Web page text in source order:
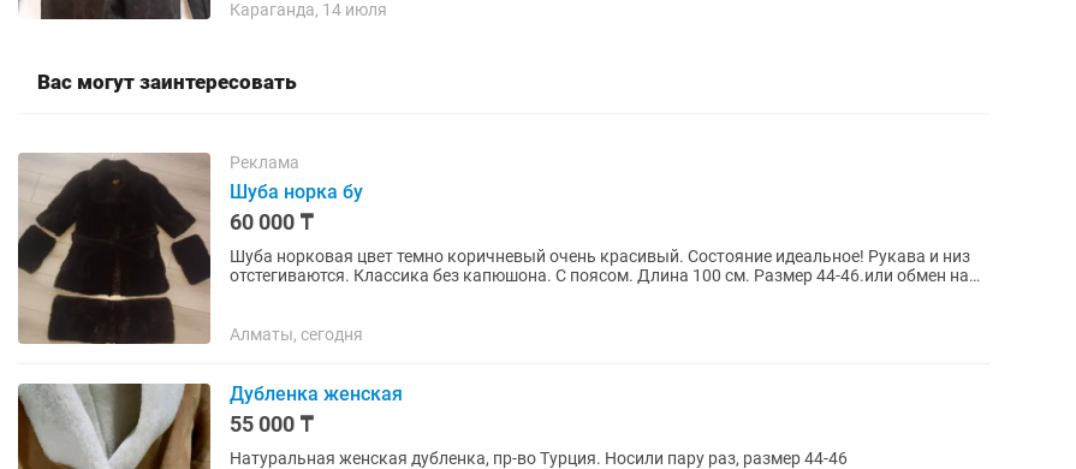
Караганда, 14 июля
Вас могут заинтересовать
Реклама
Шуба норка бу
60 000 ₸
Шуба норковая цвет темно коричневый очень красивый. Состояние идеальное! Рукава и низ
отстегиваются. Классика без капюшона. С поясом. Длина 100 см. Размер 44-46.или обмен на
Алматы, сегодня
Дубленка женская
55 000 ₸
Натуральная женская дубленка, пр-во Турция. Носили пару раз, размер 44-46